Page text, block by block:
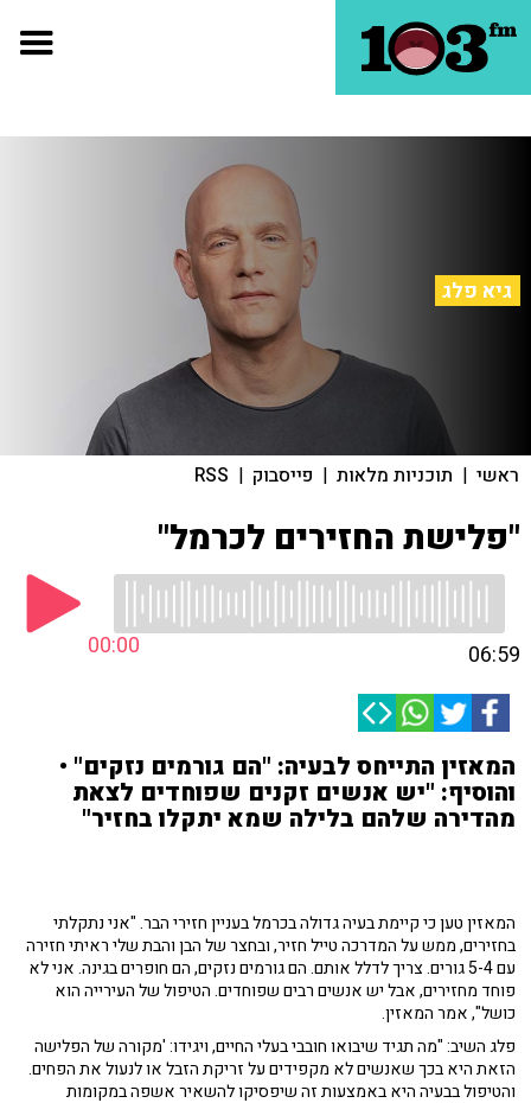
גיא פלג
ראשי | תוכניות מלאות | פייסבוק |
RSS
"פלישת החזירים לכרמל"
00:00 06:59
המאזין התייחס לבעיה: "הם גורמים נזקים" •
והוסיף: "יש אנשים זקנים שפוחדים לצאת
מהדירה שלהם בלילה שמא יתקלו בחזיר"
המאזין טען כי קיימת בעיה גדולה בכרמל בעניין חזירי הבר. "אני נתקלתי
בחזירים, ממש על המדרכה טייל חזיר, ובחצר של הבן והבת שלי ראיתי חזירה
עם 5-4 גורים. צריך לדלל אותם. הם גורמים נזקים, הם חופרים בגינה. אני לא
פוחד מחזירים, אבל יש אנשים רבים שפוחדים. הטיפול של העירייה הוא
כושל", אמר המאזין.
פלג השיב: "מה תגיד שיבואו חובבי בעלי החיים, ויגידו: 'מקורה של הפלישה
הזאת היא בכך שאנשים לא מקפידים על זריקת הזבל או לנעול את הפחים.
והטיפול בבעיה היא באמצעות זה שיפסיקו להשאיר אשפה במקומות